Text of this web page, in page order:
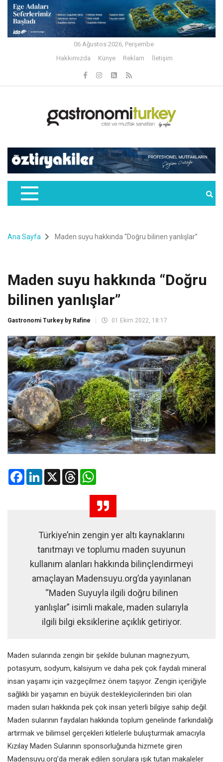
06 Ağustos 2026, Perşembe
Hakkımızda
Künye Reklam İletişim
Ana Sayfa Maden suyu hakkında “Doğru bilinen yanlışlar”
Maden suyu hakkında “Doğru
bilinen yanlışlar”
Gastronomi Turkey by Rafine 01 Ekim 2022, 18:17
FacebookLinkedIn
X Threads
Türkiye’nin zengin yer altı kaynaklarını
tanıtmayı ve toplumu maden suyunun
kullanım alanları hakkında bilinçlendirmeyi
amaçlayan Madensuyu.org’da yayınlanan
“Maden Suyuyla ilgili doğru bilinen
yanlışlar” isimli makale, maden sularıyla
ilgili bilgi eksiklerine açıklık getiriyor.
Maden sularında zengin bir şekilde bulunan magnezyum,
potasyum, sodyum, kalsiyum ve daha pek çok faydalı mineral
insan yaşamı için vazgeçilmez önem taşıyor. Zengin içeriğiyle
sağlıklı bir yaşamın en büyük destekleyicilerinden biri olan
maden suları hakkında pek çok insan yeterli bilgiye sahip değil.
Maden sularının faydaları hakkında toplum genelinde farkındalığı
artırmak ve bilimsel gerçekleri kitlelerle buluşturmak amacıyla
Kızılay Maden Sularının sponsorluğunda hizmete giren
Madensuyu.org’da merak edilen sorulara ışık tutan makaleler